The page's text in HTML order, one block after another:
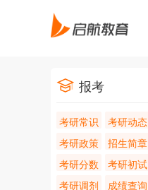
报考
考研常识 考研动态
考研政策
招生简章
考研分数
考研初试
考研调剂
成绩查询